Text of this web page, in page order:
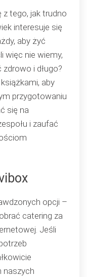
z tego, jak trudno
interesuje się
aby żyć
więc nie wiemy,
i długo?
aby
przygotowaniu
się na
i zaufać
opcji –
catering za
Jeśli
naszych